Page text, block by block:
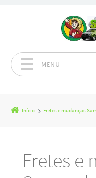
MENU
Início Fretes e mudanças
Fretes e